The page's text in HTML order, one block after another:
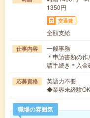
1350円
交通費
全額支給
仕事内容
一般事務
＊申請書類の
請手続き＊入
応募資格
英語力不要
◆業界未経験
職場の雰囲気